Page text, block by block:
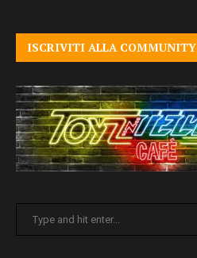
ISCRIVITI ALLA COMMUNITY